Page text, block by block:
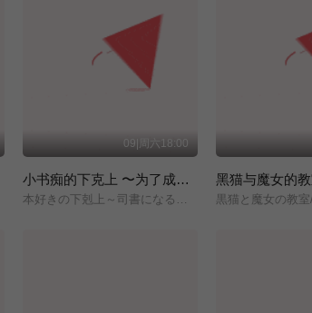
09|周六18:00
小书痴的下克上 〜为了成为图书管理员而不择手段〜 领主的养女
本好きの下剋上～司書になるためには手段を選んでいられません～/領主の養女/
黑猫与魔女的
黒猫と魔女の教室/